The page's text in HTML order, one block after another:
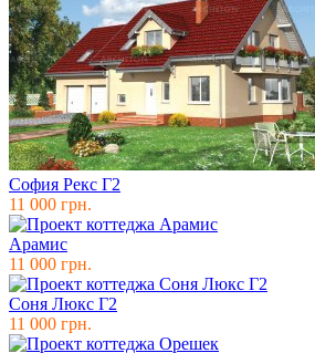
София Рекс Г2
11 000 грн.
Арамис
11 000 грн.
Соня Люкс Г2
11 000 грн.